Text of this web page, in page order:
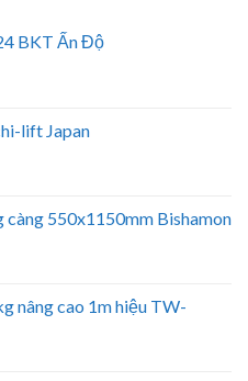
BKT Ấn Độ
lift Japan
càng 550x1150mm Bishamon
nâng cao 1m hiệu TW-